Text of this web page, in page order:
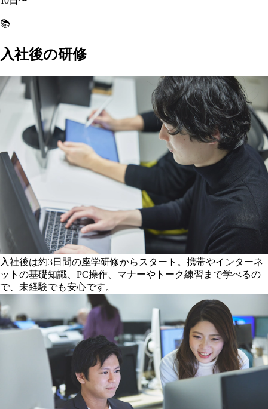
📚
入社後の研修
入社後は約3日間の座学研修からスタート。携帯やインターネ
ットの基礎知識、PC操作、マナーやトーク練習まで学べるの
で、未経験でも安心です。